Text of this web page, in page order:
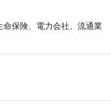
保険、電力会社、流通業